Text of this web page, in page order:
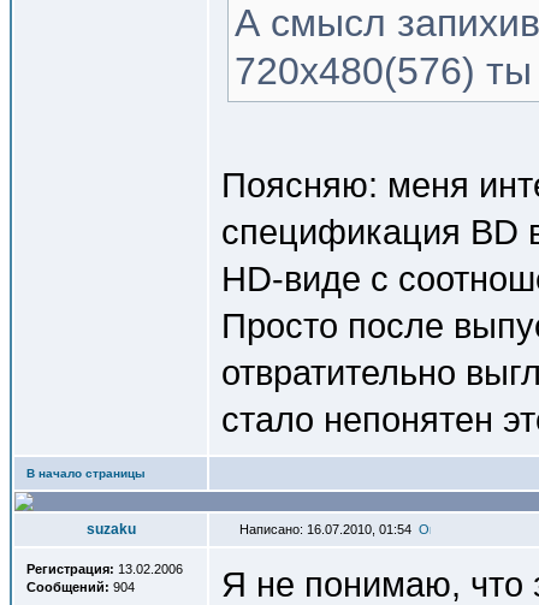
А смысл
720х480(576)
Поясняю: меня
спецификация BD
HD-виде с
Просто после
отвратительно
стало непонятен
В начало страницы
suzaku Написано: 16.07.2010, 01:54
Регистрация: 13.02.2006
Сообщений: 904
Я не понимаю, что